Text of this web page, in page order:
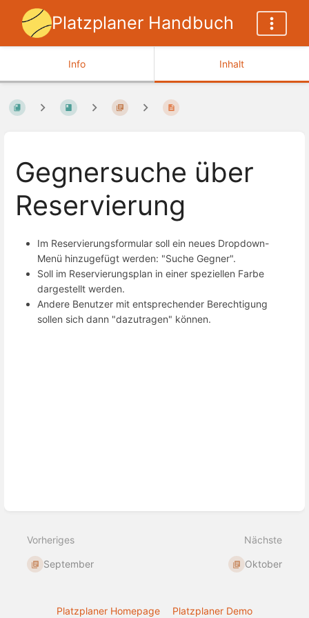
Platzplaner Handbuch
Info Inhalt
Gegnersuche über
Reservierung
Im Reservierungsformular soll ein neues Dropdown-
Menü hinzugefügt werden: "Suche Gegner".
Soll im Reservierungsplan in einer speziellen Farbe
dargestellt werden.
Andere Benutzer mit entsprechender Berechtigung
sollen sich dann "dazutragen" können.
Vorheriges
September
Nächste
Oktober
Platzplaner Homepage Platzplaner Demo